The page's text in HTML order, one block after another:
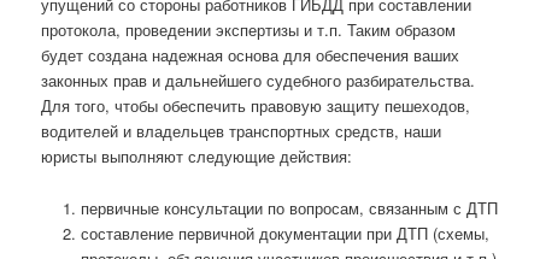
упущений со стороны работников ГИБДД при составлении
протокола, проведении экспертизы и т.п. Таким образом
будет создана надежная основа для обеспечения ваших
законных прав и дальнейшего судебного разбирательства.
Для того, чтобы обеспечить правовую защиту пешеходов,
водителей и владельцев транспортных средств, наши
юристы выполняют следующие действия:
первичные консультации по вопросам, связанным с ДТП
составление первичной документации при ДТП (схемы,